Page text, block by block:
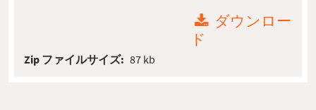
ダウンロー
ド
Zip ファイルサイズ: 87 kb